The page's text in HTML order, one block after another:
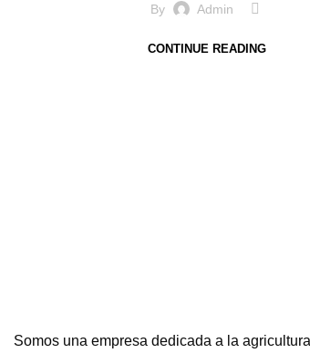
By Admin
CONTINUE READING
Somos una empresa dedicada a la